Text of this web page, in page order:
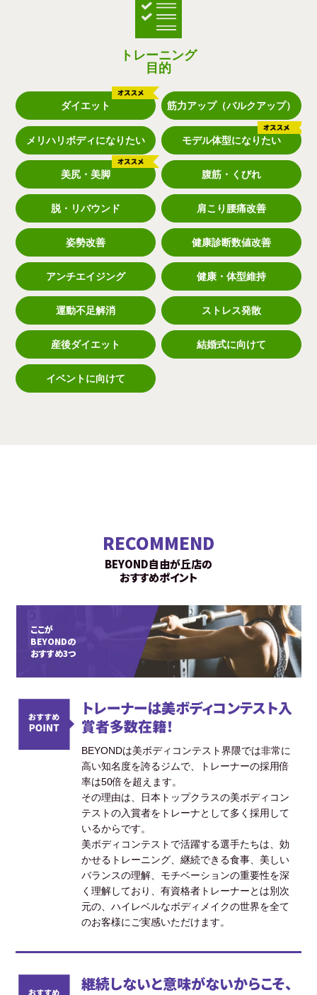
トレーニング
目的
ダイエット 筋力アップ（バルクアップ）
メリハリボディになりたい モデル体型になりたい
美尻・美脚 腹筋・くびれ
脱・リバウンド 肩こり腰痛改善
姿勢改善 健康診断数値改善
アンチエイジング 健康・体型維持
運動不足解消 ストレス発散
産後ダイエット 結婚式に向けて
イベントに向けて
RECOMMEND
BEYOND自由が丘店の
おすすめポイント
ここが
BEYONDの
おすすめ3つ
トレーナーは美ボディコンテスト入
賞者多数在籍！
BEYONDは美ボディコンテスト界隈では非常に
高い知名度を誇るジムで、トレーナーの採用倍
率は50倍を超えます。
その理由は、日本トップクラスの美ボディコン
テストの入賞者をトレーナとして多く採用して
いるからです。
美ボディコンテストで活躍する選手たちは、効
かせるトレーニング、継続できる食事、美しい
バランスの理解、モチベーションの重要性を深
く理解しており、有資格者トレーナーとは別次
元の、ハイレベルなボディメイクの世界を全て
のお客様にご実感いただけます。
継続しないと意味がないからこそ、